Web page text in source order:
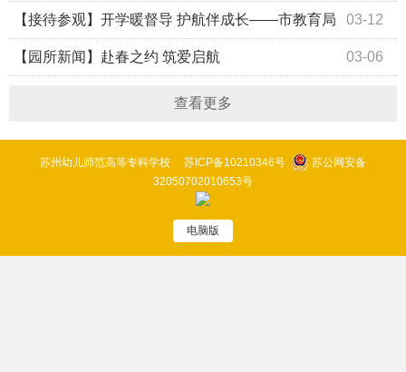
园（托）预调研开始啦！ 03-12
【接待参观】开学暖督导 护航伴成长——市教育局
领导莅临我园开学走访 03-06
【园所新闻】赴春之约 筑爱启航
查看更多
苏州幼儿师范高等专科学校 苏ICP备10210346号
苏公网安备
32050702010653号
电脑版